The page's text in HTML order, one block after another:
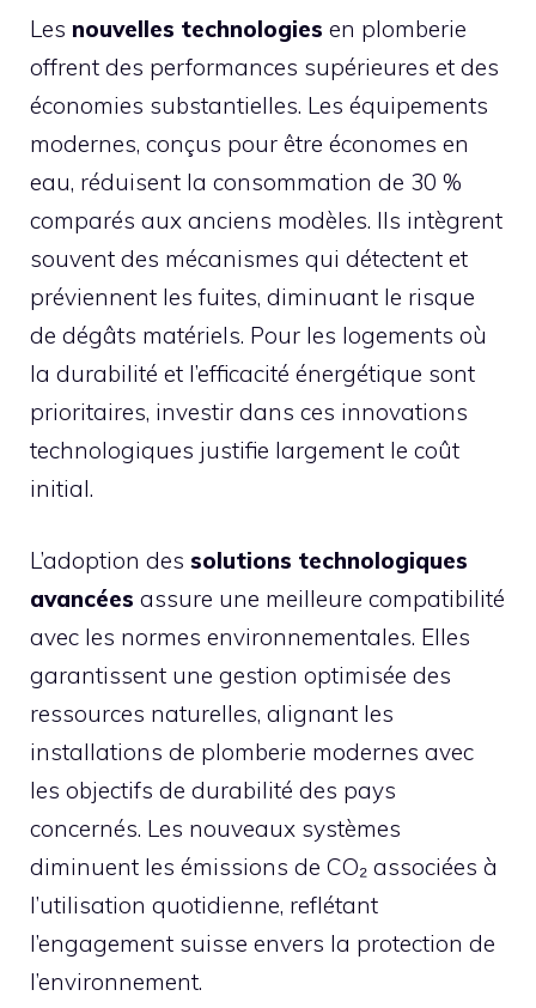
Les nouvelles technologies en plomberie
offrent des performances supérieures et des
économies substantielles. Les équipements
modernes, conçus pour être économes en
eau, réduisent la consommation de 30 %
comparés aux anciens modèles. Ils intègrent
souvent des mécanismes qui détectent et
préviennent les fuites, diminuant le risque
de dégâts matériels. Pour les logements où
la durabilité et l’efficacité énergétique sont
prioritaires, investir dans ces innovations
technologiques justifie largement le coût
initial.
L’adoption des solutions technologiques
avancées assure une meilleure compatibilité
avec les normes environnementales. Elles
garantissent une gestion optimisée des
ressources naturelles, alignant les
installations de plomberie modernes avec
les objectifs de durabilité des pays
concernés. Les nouveaux systèmes
diminuent les émissions de CO₂ associées à
l’utilisation quotidienne, reflétant
l’engagement suisse envers la protection de
l’environnement.